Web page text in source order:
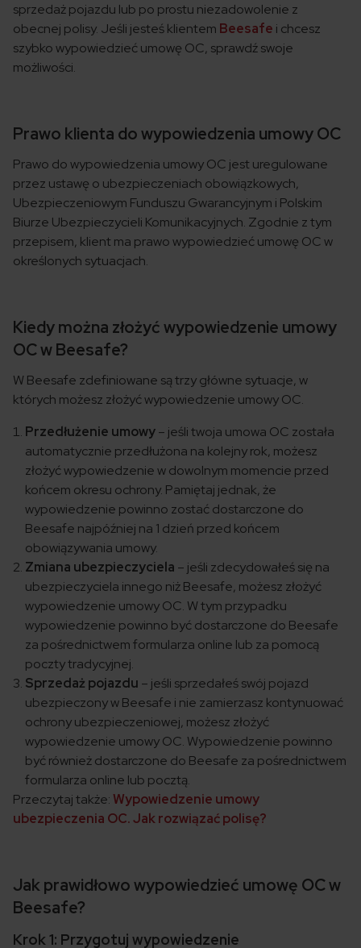
sprzedaż pojazdu lub po prostu niezadowolenie z
obecnej polisy. Jeśli jesteś klientem Beesafe i chcesz
szybko wypowiedzieć umowę OC, sprawdź swoje
możliwości.
Prawo klienta do wypowiedzenia umowy OC
Prawo do wypowiedzenia umowy OC jest uregulowane
przez ustawę o ubezpieczeniach obowiązkowych,
Ubezpieczeniowym Funduszu Gwarancyjnym i Polskim
Biurze Ubezpieczycieli Komunikacyjnych. Zgodnie z tym
przepisem, klient ma prawo wypowiedzieć umowę OC w
określonych sytuacjach.
Kiedy można złożyć wypowiedzenie umowy
OC w Beesafe?
W Beesafe zdefiniowane są trzy główne sytuacje, w
których możesz złożyć wypowiedzenie umowy OC.
Przedłużenie umowy– jeśli twoja umowa OC została
automatycznie przedłużona na kolejny rok, możesz
złożyć wypowiedzenie w dowolnym momencie przed
końcem okresu ochrony. Pamiętaj jednak, że
wypowiedzenie powinno zostać dostarczone do
Beesafe najpóźniej na 1 dzień przed końcem
obowiązywania umowy.
Zmiana ubezpieczyciela – jeśli zdecydowałeś się na
ubezpieczyciela innego niż Beesafe, możesz złożyć
wypowiedzenie umowy OC. W tym przypadku
wypowiedzenie powinno być dostarczone do Beesafe
za pośrednictwem formularza online lub za pomocą
poczty tradycyjnej.
Sprzedaż pojazdu – jeśli sprzedałeś swój pojazd
ubezpieczony w Beesafe i nie zamierzasz kontynuować
ochrony ubezpieczeniowej, możesz złożyć
wypowiedzenie umowy OC. Wypowiedzenie powinno
być również dostarczone do Beesafe za pośrednictwem
formularza online lub pocztą.
Przeczytaj także:Wypowiedzenie umowy
ubezpieczenia OC. Jak rozwiązać polisę?
Jak prawidłowo wypowiedzieć umowę OC w
Beesafe?
Krok 1: Przygotuj wypowiedzenie